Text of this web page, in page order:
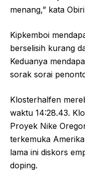
menang,” kata
Kipkemboi
berselisih kurang
Keduanya
sorak sorai
Klosterhalfen
waktu 14:28.43.
Proyek Nike
terkemuka
lama ini diskors
doping.